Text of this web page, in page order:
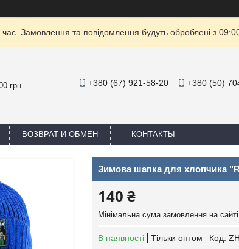
Замовлення та повідомлення будуть оброблені з
грн.
+380 (67) 921-58-20 +380 (50)
ВОЗВРАТ И ОБМЕН КОНТАКТЫ
Зимова шапка для хлопчика
140 ₴
Мінімальна сума замовлення на
В наявності Тільки оптом Код: